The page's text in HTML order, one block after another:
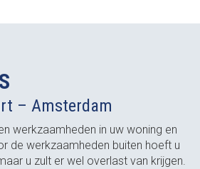
– Amsterdam
werkzaamheden in uw woning en
de werkzaamheden buiten hoeft u
u zult er wel overlast van krijgen.